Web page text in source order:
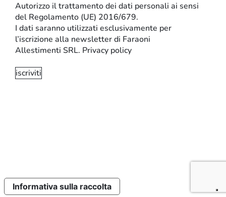
Autorizzo il trattamento dei dati personali ai sensi
del Regolamento (UE) 2016/679.
I dati saranno utilizzati esclusivamente per
l’iscrizione alla newsletter di Faraoni
Allestimenti SRL. Privacy policy
Informativa sulla raccolta